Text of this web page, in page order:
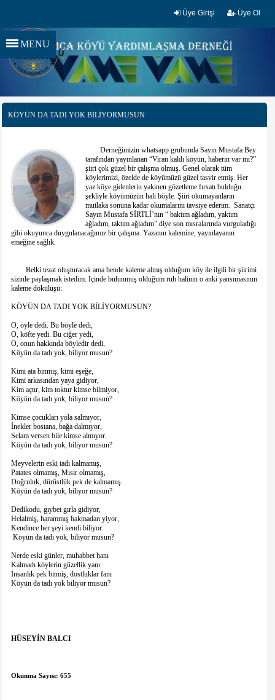
Üye Girişi Üye Ol
MENU
KÖYÜN DA TADI YOK BİLİYORMUSUN
Derneğimizin whatsapp grubunda Sayın Mustafa Bey
tarafından yayınlanan “Viran kaldı köyün, haberin var mı?”
şiiri çok güzel bir çalışma olmuş. Genel olarak tüm
köylerimizi, özelde de köyümüzü güzel tasvir etmiş. Her
yaz köye gidenlerin yakinen gözetleme fırsatı bulduğu
şekliyle köyümüzün hali böyle. Şiiri okumayanların
mutlaka sonuna kadar okumalarını tavsiye ederim. Sanatçı
Sayın Mustafa SİRTLİ’nın “ baktım ağladım, yaktım
ağladım, taktım ağladım” diye son mısralarında vurguladığı
gibi okuyunca duygulanacağımız bir çalışma. Yazanın kalemine, yayınlayanın
emeğine sağlık.
Belki tezat oluşturacak ama bende kaleme almış olduğum köy ile ilgili bir şiirimi
sizinle paylaşmak istedim. İçinde bulunmuş olduğum ruh halinin o anki yansımasının
kaleme dökülüşü:
KÖYÜN DA TADI YOK BİLİYORMUSUN?
O, öyle dedi. Bu böyle dedi,
O, köfte yedi. Bu ciğer yedi,
O, onun hakkında böyledir dedi,
Köyün da tadı yok, biliyor musun?
Kimi ata binmiş, kimi eşeğe,
Kimi arkasından yaya gidiyor,
Kim açtır, kim toktur kimse bilmiyor,
Köyün da tadı yok, biliyor musun?
Kimse çocukları yola salmıyor,
İnekler bostana, bağa dalmıyor,
Selam versen bile kimse almıyor.
Köyün da tadı yok, biliyor musun?
Meyvelerin eski tadı kalmamış,
Patates olmamış, Mısır olmamış,
Doğruluk, dürüstlük pek de kalmamış.
Köyün da tadı yok, biliyor musun?
Dedikodu, gıybet gırla gidiyor,
Helalmiş, harammış bakmadan yiyor,
Kendince her şeyi kendi biliyor.
Köyün da tadı yok, biliyor musun?
Nerde eski günler, muhabbet hanı
Kalmadı köylerin güzellik yanı
İnsanlık pek bitmiş, dostluklar fanı
Köyün da tadı yok biliyor musun?
HÜSEYİN BALCI
Okunma Sayısı: 655